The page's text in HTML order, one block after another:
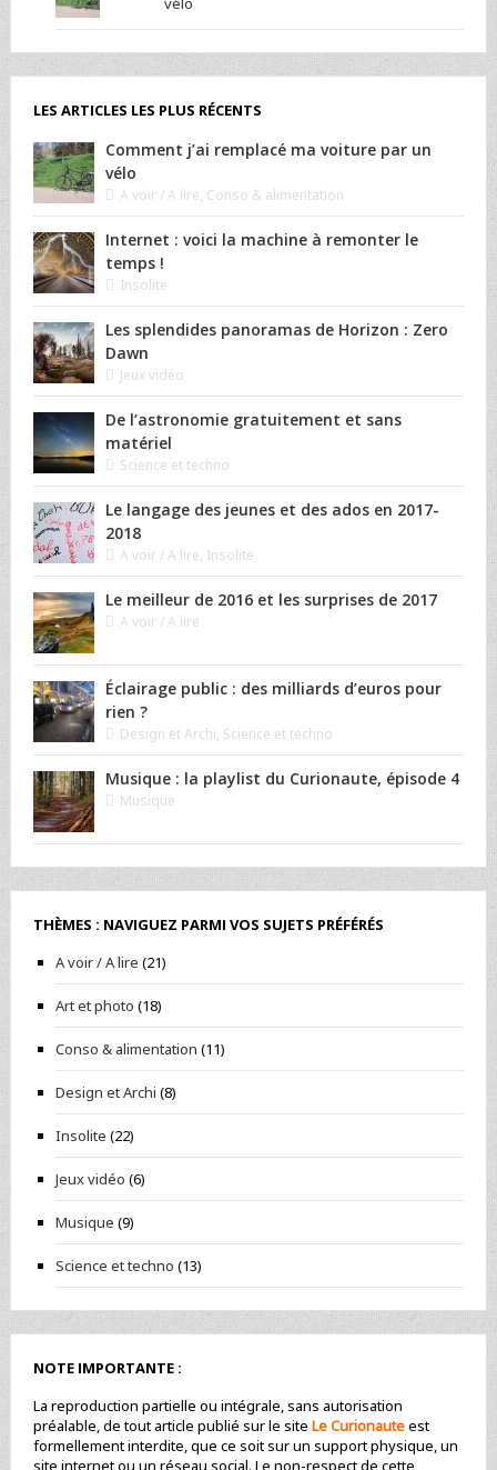
LES ARTICLES LES PLUS RÉCENTS
Comment j’ai remplacé ma voiture par un
vélo
A voir / A lire, Conso & alimentation
Internet : voici la machine à remonter le
temps !
Insolite
Les splendides panoramas de Horizon : Zero
Dawn
Jeux vidéo
De l’astronomie gratuitement et sans
matériel
Science et techno
Le langage des jeunes et des ados en 2017-
2018
A voir / A lire, Insolite
Le meilleur de 2016 et les surprises de 2017
A voir / A lire
Éclairage public : des milliards d’euros pour
rien ?
Design et Archi, Science et techno
Musique : la playlist du Curionaute, épisode 4
Musique
THÈMES : NAVIGUEZ PARMI VOS SUJETS PRÉFÉRÉS
A voir / A lire (21)
Art et photo (18)
Conso & alimentation (11)
Design et Archi (8)
Insolite (22)
Jeux vidéo (6)
Musique (9)
Science et techno (13)
NOTE IMPORTANTE :
La reproduction partielle ou intégrale, sans autorisation
préalable, de tout article publié sur le site Le Curionauteest
formellement interdite, que ce soit sur un support physique, un
site internet ou un réseau social. Le non-respect de cette